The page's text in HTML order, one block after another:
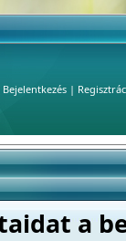
Bejelentkezés|
a